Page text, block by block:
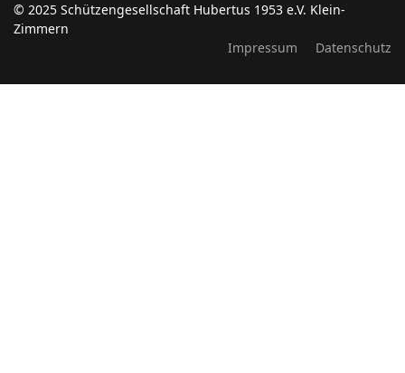
© 2025 Schützengesellschaft Hubertus 1953 e.V. Klein-
Zimmern
Impressum
Datenschutz